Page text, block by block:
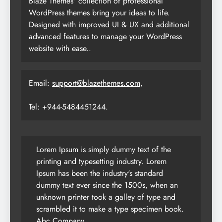
WordPress themes bring your ideas to life.
Designed with improved UI & UX and additional
advanced features to manage your WordPress
website with ease..
Email: support@blazethemes.com,
Tel: +944-5484451244.
Lorem Ipsum is simply dummy text of the
printing and typesetting industry. Lorem
Ipsum has been the industry's standard
dummy text ever since the 1500s, when an
unknown printer took a galley of type and
scrambled it to make a type specimen book.